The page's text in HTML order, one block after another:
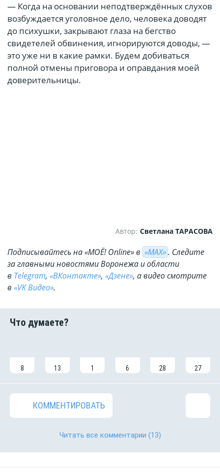
— Когда на основании неподтверждённых слухов
возбуждается уголовное дело, человека доводят
до психушки, закрывают глаза на бегство
свидетелей обвинения, игнорируются доводы, —
это уже ни в какие рамки. Будем добиваться
полной отмены приговора и оправдания моей
доверительницы.
Автор: Светлана ТАРАСОВА
Подписывайтесь на «МОЁ! Online» в «МАХ». Cледите
за главными новостями Воронежа и области
в Telegram, «ВКонтакте», «Дзене», а видео смотрите
в «VK Видео».
8 13 1 6 28 27
КОММЕНТИРОВАТЬ
Читать все комментарии (13)